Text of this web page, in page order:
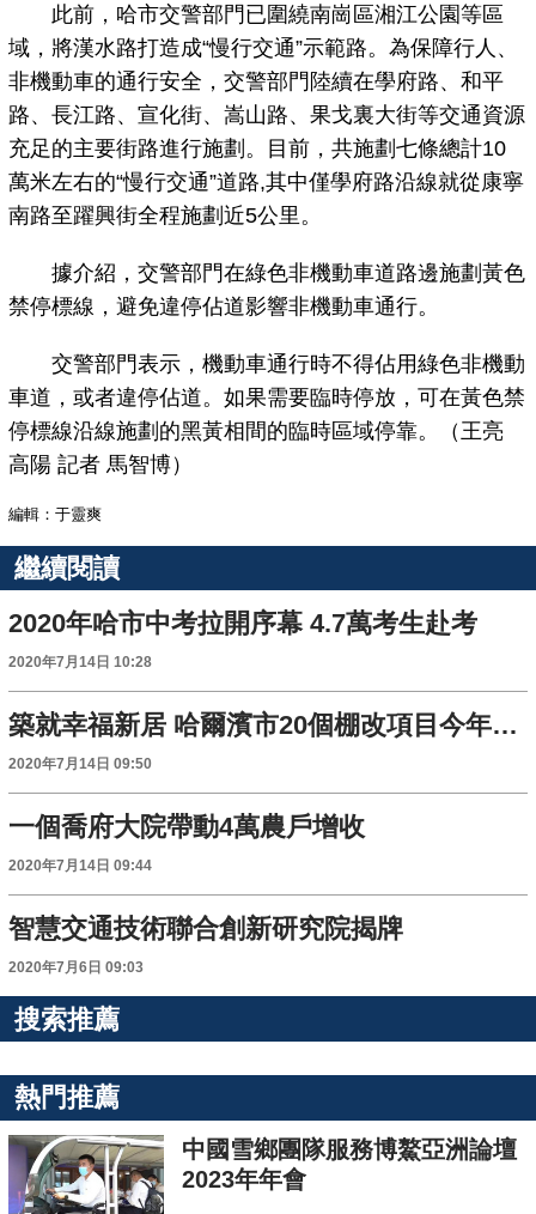
此前，哈市交警部門已圍繞南崗區湘江公園等區
域，將漢水路打造成“慢行交通”示範路。為保障行人、
非機動車的通行安全，交警部門陸續在學府路、和平
路、長江路、宣化街、嵩山路、果戈裏大街等交通資源
充足的主要街路進行施劃。目前，共施劃七條總計10
萬米左右的“慢行交通”道路,其中僅學府路沿線就從康寧
南路至躍興街全程施劃近5公里。
據介紹，交警部門在綠色非機動車道路邊施劃黃色
禁停標線，避免違停佔道影響非機動車通行。
交警部門表示，機動車通行時不得佔用綠色非機動
車道，或者違停佔道。如果需要臨時停放，可在黃色禁
停標線沿線施劃的黑黃相間的臨時區域停靠。（王亮
高陽 記者 馬智博）
編輯：于靈爽
繼續閱讀
2020年哈市中考拉開序幕 4.7萬考生赴考
2020年7月14日 10:28
築就幸福新居 哈爾濱市20個棚改項目今年啟動
2020年7月14日 09:50
一個喬府大院帶動4萬農戶增收
2020年7月14日 09:44
智慧交通技術聯合創新研究院揭牌
2020年7月6日 09:03
搜索推薦
熱門推薦
中國雪鄉團隊服務博鰲亞洲論壇
2023年年會